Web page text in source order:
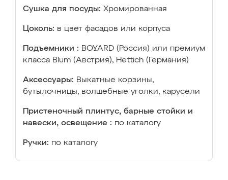
Сушка для посуды: Хромированная
Цоколь: в цвет фасадов или корпуса
Подъемники : BOYARD (Россия) или премиум
класса Blum (Австрия), Hettich (Германия)
Аксессуары: Выкатные корзины,
бутылочницы, волшебные уголки, карусели
Пристеночный плинтус, барные стойки и
навески, освещение : по каталогу
Ручки: по каталогу